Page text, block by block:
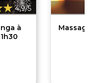
4,9/5
à
Massage